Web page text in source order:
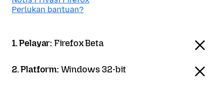
Perlukan bantuan?
1. Pelayar: Firefox Beta
2. Platform: Windows 32-bit